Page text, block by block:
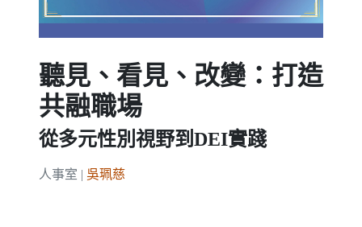
聽見、看見、改變：打造
共融職場
從多元性別視野到DEI實踐
人事室 | 吳珮慈